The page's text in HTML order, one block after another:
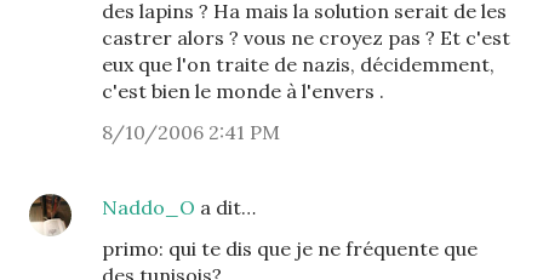
des lapins ? Ha mais la solution serait de les
castrer alors ? vous ne croyez pas ? Et c'est
eux que l'on traite de nazis, décidemment,
c'est bien le monde à l'envers .
8/10/2006 2:41 PM
Naddo_O a dit…
primo: qui te dis que je ne fréquente que
des tunisois?